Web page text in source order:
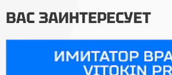
ВАС ЗАИНТЕРЕСУЕТ